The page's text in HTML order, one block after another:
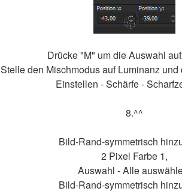
Drücke "M" um die Auswahl
Stelle den Mischmodus auf Luminanz und
Einstellen - Schärfe -
8.^^
Bild-Rand-symmetrisch
2 Pixel Farbe 1,
Auswahl - Alle
Bild-Rand-symmetrisch